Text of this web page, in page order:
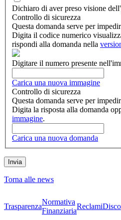
Dichiaro di aver preso visione dell'
Controllo di sicurezza
Questa domanda serve per
Digita il codice numerico
rispondi alla domanda nella
Digitare il numero presente
Carica una nuova immagine
Controllo di sicurezza
Questa domanda serve per
Digita la risposta alla domanda
immagine.
Carica una nuova domanda
Torna alle news
Trasparenza
Normativa
Finanziaria
Reclami